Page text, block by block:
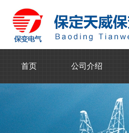
首页 公司介绍